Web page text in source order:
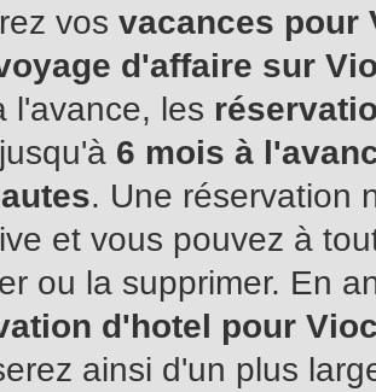
vos vacances
d'affaire sur
l'avance, les
6 mois à
. Une réservation
et vous pouvez à
ou la supprimer. En
d'hotel pour
ainsi d'un plus